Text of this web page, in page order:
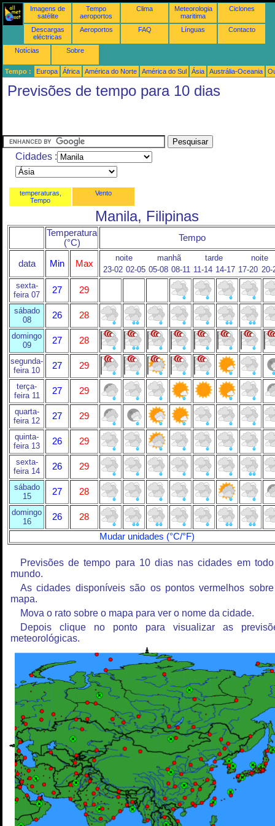
Imagens de
satélite
Tempo
aeroportos
Clima
Meteorologia
maritima
Ciclones
Descargas
eléctricas
Aeroportos FAQ Línguas Contacto
Notícias Sobre
Tempo : Europa África América do Norte América do Sul Ásia Austrália-Oceania
Previsões de tempo para 10 dias
Cidades :
temperaturas,
Tempo
Vento
Manila, Filipinas
Temperatura
(°C)
Tempo
data Min Max
noite manhã tarde
noite
23-02 02-05 05-08 08-11 11-14 14-17 17-20 20-
sexta-
feira 07
27 29
sábado
08
26 28
domingo
09
27 28
segunda-
feira 10
27 29
terça-
feira 11
27 29
quarta-
feira 12
27 29
quinta-
feira 13
26 29
sexta-
feira 14
26 29
sábado
15
27 28
domingo
16
26
28
Mudar unidades (°C/°F)
Previsões de tempo para 10 dias nas cidades em
mundo.
As cidades disponíveis são os pontos vermelhos
mapa.
Mova o rato sobre o mapa para ver o nome da cidade.
Depois clique no ponto para visualizar as
meteorológicas.